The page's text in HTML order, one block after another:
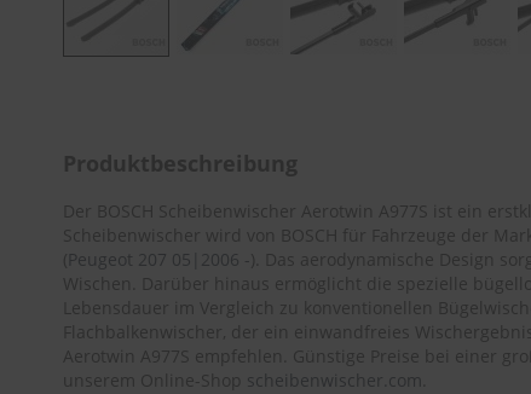
Bildergalerie
springen
Produktbeschreibung
Der BOSCH Scheibenwischer Aerotwin A977S ist ein
Scheibenwischer wird von BOSCH für Fahrzeuge der
( Peugeot 207 05|2006 - ). Das aerodynamische Design
Wischen. Darüber hinaus ermöglicht die spezielle
Lebensdauer im Vergleich zu konventionellen
Flachbalkenwischer, der ein einwandfreies
Aerotwin A977S empfehlen. Günstige Preise bei einer
unserem Online-Shop scheibenwischer.com